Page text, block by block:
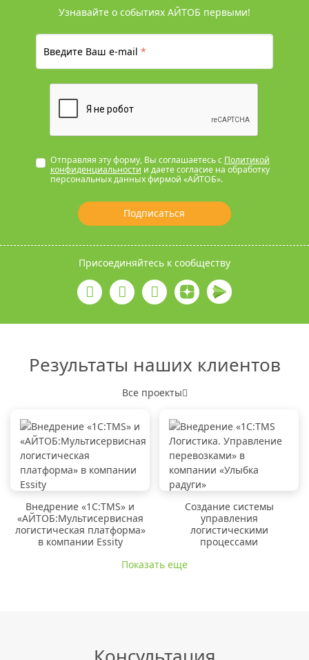
Узнавайте о событиях АЙТОБ первыми!
Введите Ваш e-mail*
Отправляя эту форму, Вы соглашаетесь с Политикой
конфиденциальности и даете согласие на обработку
персональных данных фирмой «АЙТОБ».
Подписаться
Присоединяйтесь к сообществу
Результаты наших клиентов
Все проекты
Внедрение «1C:TMS» и
«АЙТОБ:Мультисервисная
логистическая платформа»
в компании Essity
Создание системы
управления
логистическими
процессами
Показать еще